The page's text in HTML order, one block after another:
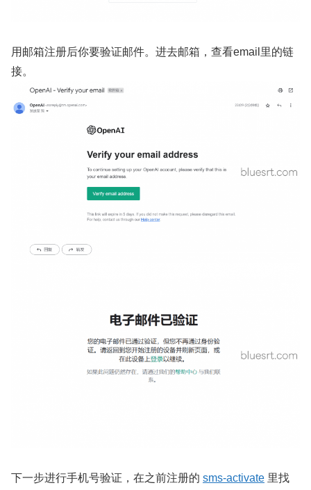
用邮箱注册后你要验证邮件。进去邮箱，查看email里的链
接。
下一步进行手机号验证，在之前注册的 sms-activate 里找